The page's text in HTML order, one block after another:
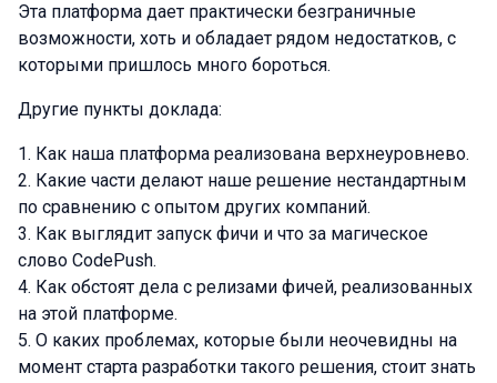
Эта платформа дает практически безграничные
возможности, хоть и обладает рядом недостатков, с
которыми пришлось много бороться.
Другие пункты доклада:
Как наша платформа реализована верхнеуровнево.
Какие части делают наше решение нестандартным
по сравнению с опытом других компаний.
Как выглядит запуск фичи и что за магическое
слово CodePush.
Как обстоят дела с релизами фичей, реализованных
на этой платформе.
О каких проблемах, которые были неочевидны на
момент старта разработки такого решения, стоит знать